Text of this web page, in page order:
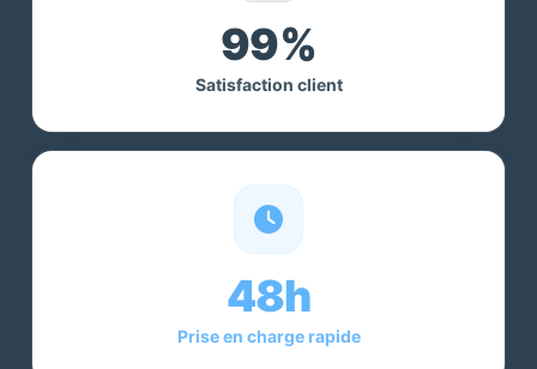
99%
Satisfaction client
48h
Prise en charge rapide